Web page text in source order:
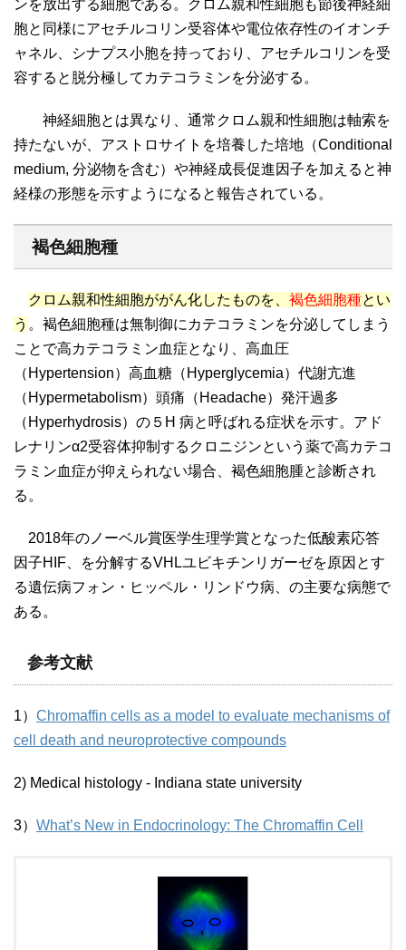
ンを放出する細胞である。クロム親和性細胞も節後神経細
胞と同様にアセチルコリン受容体や電位依存性のイオンチ
ャネル、シナプス小胞を持っており、アセチルコリンを受
容すると脱分極してカテコラミンを分泌する。
神経細胞とは異なり、通常クロム親和性細胞は軸索を
持たないが、アストロサイトを培養した培地（Conditional
medium, 分泌物を含む）や神経成長促進因子を加えると神
経様の形態を示すようになると報告されている。
褐色細胞種
クロム親和性細胞ががん化したものを、 褐色細胞種とい
う 。褐色細胞種は無制御にカテコラミンを分泌してしまう
ことで高カテコラミン血症となり、高血圧
（Hypertension）高血糖（Hyperglycemia）代謝亢進
（Hypermetabolism）頭痛（Headache）発汗過多
（Hyperhydrosis）の５H 病と呼ばれる症状を示す。アド
レナリンα2受容体抑制するクロニジンという薬で高カテコ
ラミン血症が抑えられない場合、褐色細胞腫と診断され
る。
2018年のノーベル賞医学生理学賞となった低酸素応答
因子HIF、を分解するVHLユビキチンリガーゼを原因とす
る遺伝病フォン・ヒッペル・リンドウ病、の主要な病態で
ある。
参考文献
1） Chromaffin cells as a model to evaluate mechanisms of
cell death and neuroprotective compounds
2) Medical histology - Indiana state university
3） What’s New in Endocrinology: The Chromaffin Cell